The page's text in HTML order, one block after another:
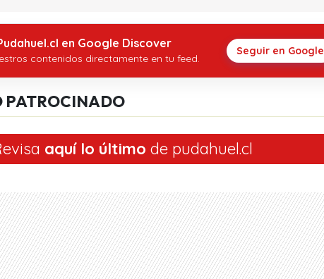
en Google Discover
contenidos directamente en tu feed.
Seguir en Google
PATROCINADO
aquí lo último de pudahuel.cl